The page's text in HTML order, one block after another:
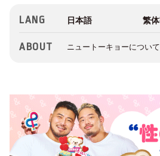
LANG
ABOUT ニュートーキョーについて